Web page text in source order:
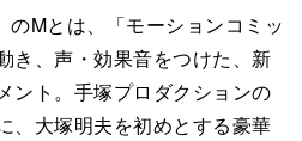
Mとは、「モーションコミッ
き、声・効果音をつけた、新
ント。手塚プロダクションの
、大塚明夫を初めとする豪華